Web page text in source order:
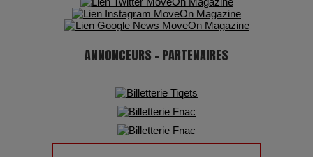
ANNONCEURS - PARTENAIRES